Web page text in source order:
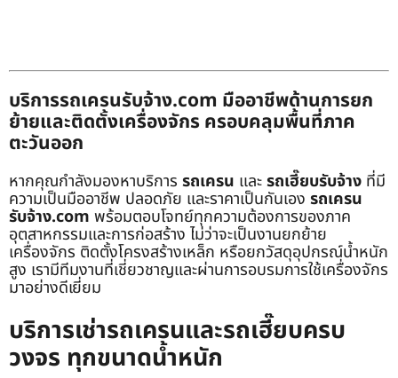
บริการรถเครนรับจ้าง.com มืออาชีพด้านการยก
ย้ายและติดตั้งเครื่องจักร ครอบคลุมพื้นที่ภาค
ตะวันออก
หากคุณกำลังมองหาบริการ รถเครน และรถเฮี๊ยบรับจ้าง ที่มี
ความเป็นมืออาชีพ ปลอดภัย และราคาเป็นกันเอง รถเครน
รับจ้าง.com พร้อมตอบโจทย์ทุกความต้องการของภาค
อุตสาหกรรมและการก่อสร้าง ไม่ว่าจะเป็นงานยกย้าย
เครื่องจักร ติดตั้งโครงสร้างเหล็ก หรือยกวัสดุอุปกรณ์น้ำหนัก
สูง เรามีทีมงานที่เชี่ยวชาญและผ่านการอบรมการใช้เครื่องจักร
มาอย่างดีเยี่ยม
บริการเช่ารถเครนและรถเฮี๊ยบครบ
วงจร ทุกขนาดน้ำหนัก